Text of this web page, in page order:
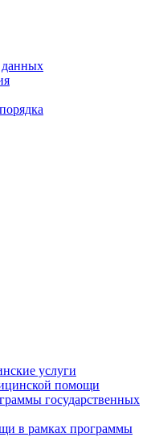
данных
услуги
помощи
государственных
в рамках программы